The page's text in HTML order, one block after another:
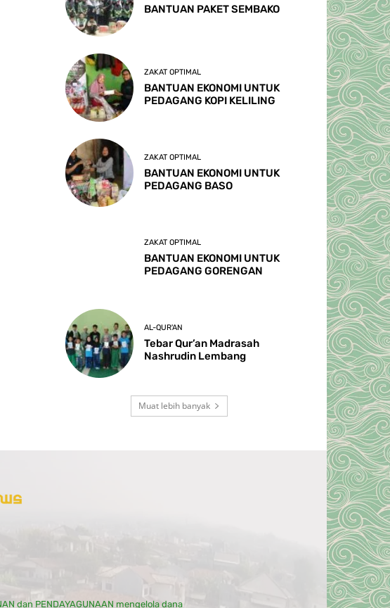
BANTUAN PAKET SEMBAKO
ZAKAT OPTIMAL
BANTUAN EKONOMI UNTUK
PEDAGANG KOPI KELILING
ZAKAT OPTIMAL
BANTUAN EKONOMI UNTUK
PEDAGANG BASO
ZAKAT OPTIMAL
BANTUAN EKONOMI UNTUK
PEDAGANG GORENGAN
AL-QUR'AN
Tebar Qur’an Madrasah
Nashrudin Lembang
Muat lebih banyak
dan PENDAYAGUNAAN mengelola dana